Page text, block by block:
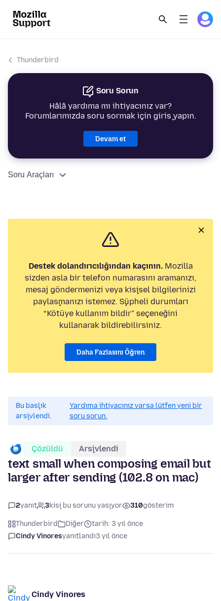
Thunderbird
Soru Sorun
Hâlâ yardıma mı ihtiyacınız var?
Forumlarımızda soru sormak için giriş yapın.
Devam et
Soru Araçları
Destek dolandırıcılığından kaçının.Mozilla
sizden asla bir telefon numarasını aramanızı,
mesaj göndermenizi veya kişisel bilgilerinizi
paylaşmanızı istemez. Şüpheli durumları
“Kötüye kullanım bildir” seçeneğini
kullanarak bildirebilirsiniz.
Daha Fazlasını Öğren
Bu başlık
arşivlendi.
Yardıma ihtiyacınız varsa lütfen yeni bir
soru sorun.
Çözüldü Arşivlendi
text small when composing email but
larger after sending (102.8 on mac)
2yanıt 3kişi bu sorunu yaşıyor 310gösterim
Thunderbird Diğer
tarih: 3 yıl önce
Cindy Vinoresyanıtlandı3 yıl önce
Cindy Vinores